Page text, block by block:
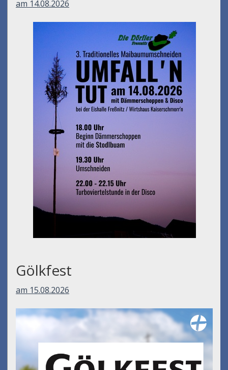
Umfall´n tut